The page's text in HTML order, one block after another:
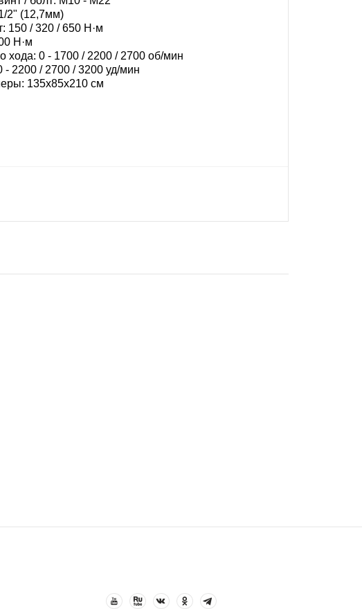
2" (12,7мм)
150 / 320 / 650 Н·м
Н·м
хода: 0 - 1700 / 2200 / 2700 об/мин
- 2200 / 2700 / 3200 уд/мин
135х85х210 см